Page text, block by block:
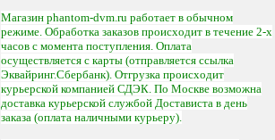
Магазин phantom-dvm.ru работает в обычном
режиме. Обработка заказов происходит в течение 2-х
часов с момента поступления. Оплата
осуществляется с карты (отправляется ссылка
Эквайринг.Сбербанк). Отгрузка происходит
курьерской компанией СДЭК. По Москве возможна
доставка курьерской службой Достависта в день
заказа (оплата наличными курьеру).